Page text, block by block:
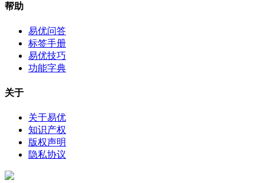
帮助
易优问答
标签手册
易优技巧
功能字典
关于
关于易优
知识产权
版权声明
隐私协议